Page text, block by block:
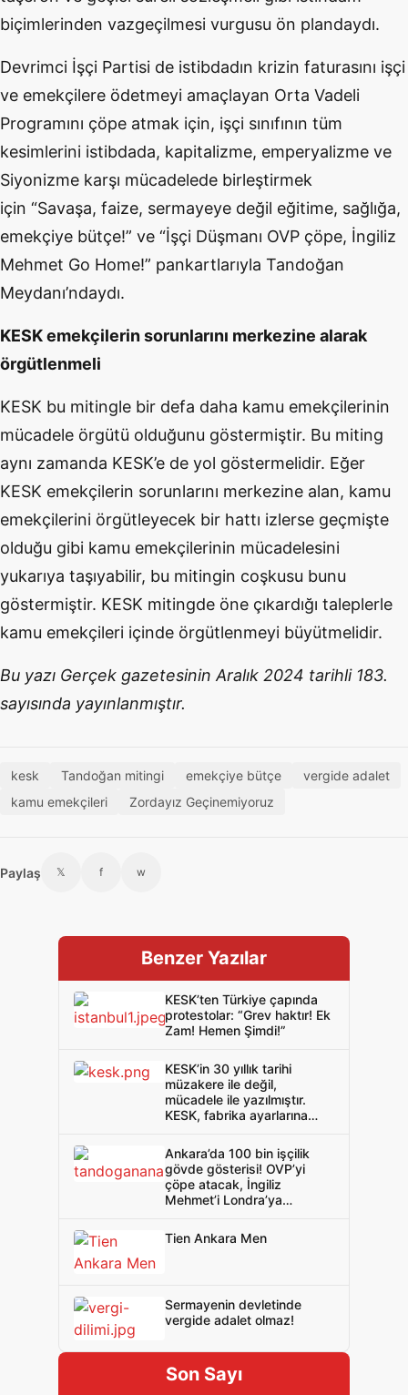
biçimlerinden vazgeçilmesi vurgusu ön plandaydı.
Devrimci İşçi Partisi de istibdadın krizin faturasını işçi
ve emekçilere ödetmeyi amaçlayan Orta Vadeli
Programını çöpe atmak için, işçi sınıfının tüm
kesimlerini istibdada, kapitalizme, emperyalizme ve
Siyonizme karşı mücadelede birleştirmek
için “Savaşa, faize, sermayeye değil eğitime, sağlığa,
emekçiye bütçe!” ve “İşçi Düşmanı OVP çöpe, İngiliz
Mehmet Go Home!” pankartlarıyla Tandoğan
Meydanı’ndaydı.
KESK emekçilerin sorunlarını merkezine alarak
örgütlenmeli
KESK bu mitingle bir defa daha kamu emekçilerinin
mücadele örgütü olduğunu göstermiştir. Bu miting
aynı zamanda KESK’e de yol göstermelidir. Eğer
KESK emekçilerin sorunlarını merkezine alan, kamu
emekçilerini örgütleyecek bir hattı izlerse geçmişte
olduğu gibi kamu emekçilerinin mücadelesini
yukarıya taşıyabilir, bu mitingin coşkusu bunu
göstermiştir. KESK mitingde öne çıkardığı taleplerle
kamu emekçileri içinde örgütlenmeyi büyütmelidir.
Bu yazı Gerçek gazetesinin Aralık 2024 tarihli 183.
sayısında yayınlanmıştır.
kesk Tandoğan mitingi emekçiye bütçe
vergide adalet
kamu emekçileri
Zordayız Geçinemiyoruz
Paylaş 𝕏 f w
Benzer Yazılar
KESK’ten Türkiye çapında
protestolar: “Grev haktır! Ek
Zam! Hemen Şimdi!”
KESK’in 30 yıllık tarihi
müzakere ile değil,
mücadele ile yazılmıştır.
KESK, fabrika ayarlarına
Ankara’da 100 bin işçilik
gövde gösterisi! OVP’yi
çöpe atacak, İngiliz
Mehmet’i Londra’ya
Cephesi’nde!
Tien Ankara Men
Sermayenin devletinde
vergide adalet olmaz!
Son Sayı